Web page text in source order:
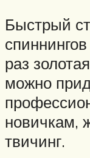
Быстрый
раз
можно
новичкам,
твичинг.